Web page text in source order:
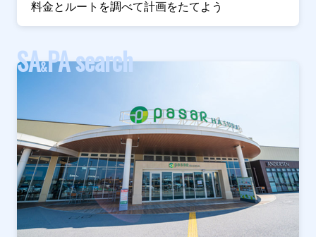
料金とルートを調べて計画をたてよう
SA&PA search